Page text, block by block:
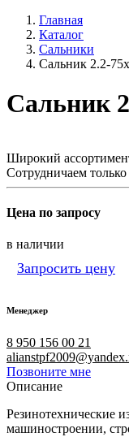
Главная
Каталог
Сальники
Сальник 2.2-
Сальник
Широкий
Сотрудничаем
Цена по запросу
в наличии
Запросить цену
Менеджер
8 950 156 00 21
Позвоните мне
Описание
Резинотехнические
машиностроении,